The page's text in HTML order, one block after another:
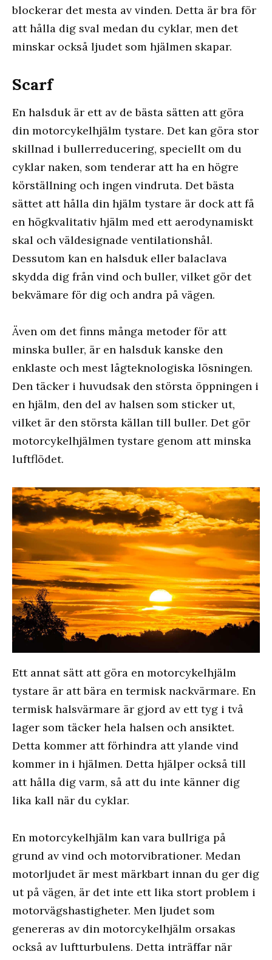
blockerar det mesta av vinden. Detta är bra för
att hålla dig sval medan du cyklar, men det
minskar också ljudet som hjälmen skapar.
Scarf
En halsduk är ett av de bästa sätten att göra
din motorcykelhjälm tystare. Det kan göra stor
skillnad i bullerreducering, speciellt om du
cyklar naken, som tenderar att ha en högre
körställning och ingen vindruta. Det bästa
sättet att hålla din hjälm tystare är dock att få
en högkvalitativ hjälm med ett aerodynamiskt
skal och väldesignade ventilationshål.
Dessutom kan en halsduk eller balaclava
skydda dig från vind och buller, vilket gör det
bekvämare för dig och andra på vägen.
Även om det finns många metoder för att
minska buller, är en halsduk kanske den
enklaste och mest lågteknologiska lösningen.
Den täcker i huvudsak den största öppningen i
en hjälm, den del av halsen som sticker ut,
vilket är den största källan till buller. Det gör
motorcykelhjälmen tystare genom att minska
luftflödet.
Ett annat sätt att göra en motorcykelhjälm
tystare är att bära en termisk nackvärmare. En
termisk halsvärmare är gjord av ett tyg i två
lager som täcker hela halsen och ansiktet.
Detta kommer att förhindra att ylande vind
kommer in i hjälmen. Detta hjälper också till
att hålla dig varm, så att du inte känner dig
lika kall när du cyklar.
En motorcykelhjälm kan vara bullriga på
grund av vind och motorvibrationer. Medan
motorljudet är mest märkbart innan du ger dig
ut på vägen, är det inte ett lika stort problem i
motorvägshastigheter. Men ljudet som
genereras av din motorcykelhjälm orsakas
också av luftturbulens. Detta inträffar när